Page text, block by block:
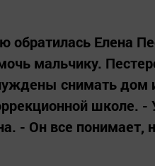
обратилась Елена
мальчику.
снимать дом
школе.
- Он все понимает,